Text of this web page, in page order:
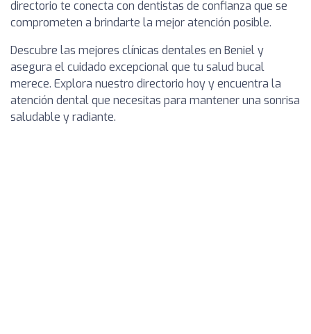
directorio te conecta con dentistas de confianza que se
comprometen a brindarte la mejor atención posible.
Descubre las mejores clínicas dentales en Beniel y
asegura el cuidado excepcional que tu salud bucal
merece. Explora nuestro directorio hoy y encuentra la
atención dental que necesitas para mantener una sonrisa
saludable y radiante.